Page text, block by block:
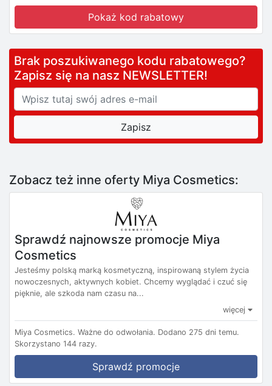
Pokaż kod rabatowy
Brak poszukiwanego kodu rabatowego?
Zapisz się na nasz NEWSLETTER!
Zobacz też inne oferty Miya Cosmetics:
Sprawdź najnowsze promocje Miya
Cosmetics
Jesteśmy polską marką kosmetyczną, inspirowaną stylem życia
nowoczesnych, aktywnych kobiet. Chcemy wyglądać i czuć się
pięknie, ale szkoda nam czasu na...
więcej
Miya Cosmetics. Ważne do odwołania. Dodano 275 dni temu.
Skorzystano 144 razy.
Sprawdź promocje